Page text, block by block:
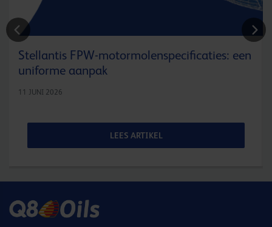
Stellantis FPW-motormolenspecificaties: een
uniforme aanpak
11 JUNI 2026
LEES ARTIKEL